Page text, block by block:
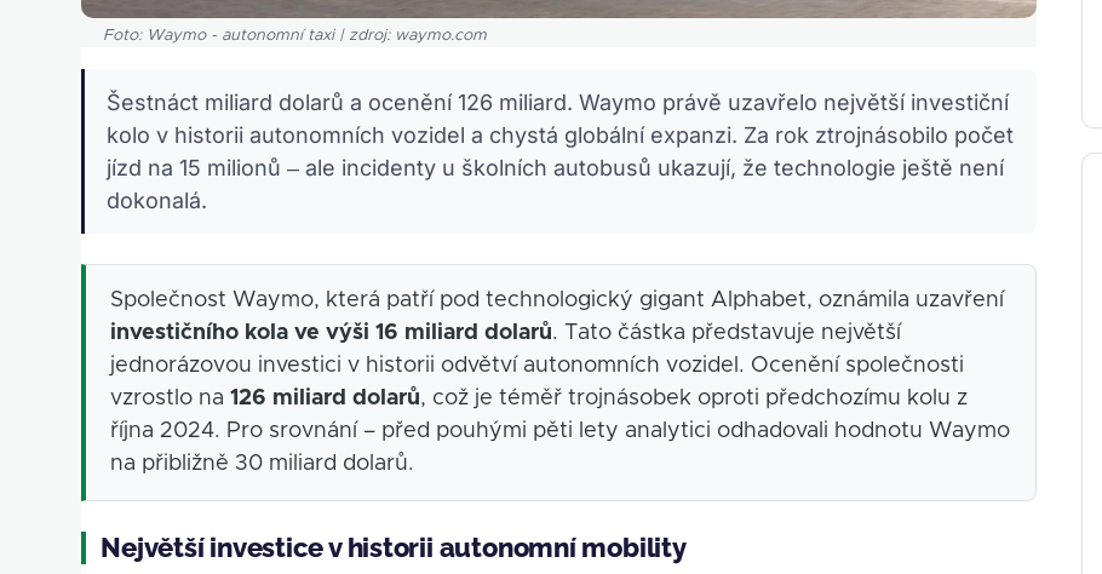
Foto: Waymo - autonomní taxi | zdroj: waymo.com
Šestnáct miliard dolarů a ocenění 126 miliard. Waymo právě uzavřelo největší investiční
kolo v historii autonomních vozidel a chystá globální expanzi. Za rok ztrojnásobilo počet
jízd na 15 milionů – ale incidenty u školních autobusů ukazují, že technologie ještě není
dokonalá.
Společnost Waymo, která patří pod technologický gigant Alphabet, oznámila uzavření
investičního kola ve výši 16 miliard dolarů. Tato částka představuje největší
jednorázovou investici v historii odvětví autonomních vozidel. Ocenění společnosti
vzrostlo na126 miliard dolarů, což je téměř trojnásobek oproti předchozímu kolu z
října 2024. Pro srovnání – před pouhými pěti lety analytici odhadovali hodnotu Waymo
na přibližně 30 miliard dolarů.
Největší investice v historii autonomní mobility